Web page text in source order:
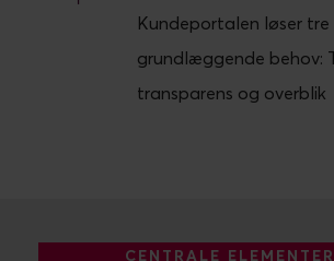
Kundeportalen løser tre
grundlæggende behov:
transparens og overblik
CENTRALE